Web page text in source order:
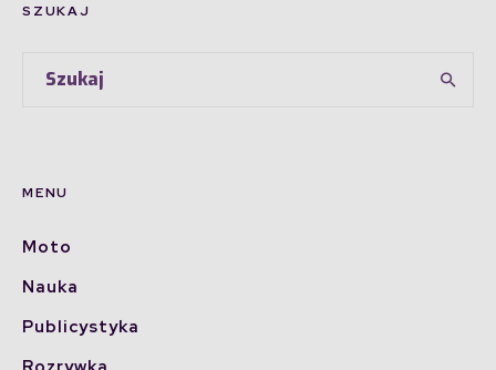
SZUKAJ
MENU
Moto
Nauka
Publicystyka